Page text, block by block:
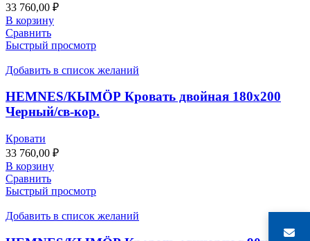
33 760,00 ₽
В корзину
Сравнить
Быстрый просмотр
Добавить в список желаний
HEMNES/КЫМӦР Кровать двойная 180х200
Черный/св-кор.
Кровати
33 760,00 ₽
В корзину
Сравнить
Быстрый просмотр
Добавить в список желаний